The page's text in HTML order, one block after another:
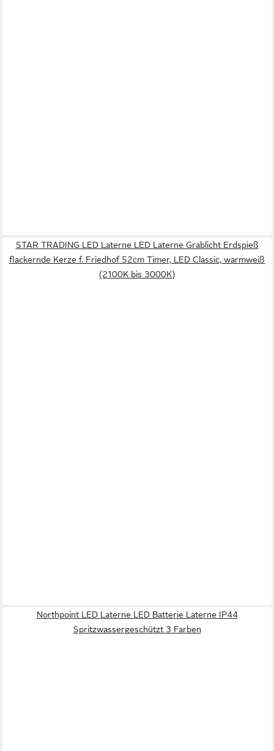
STAR TRADING LED Laterne LED Laterne Grablicht Erdspieß
flackernde Kerze f. Friedhof 52cm Timer, LED Classic, warmweiß
(2100K bis 3000K)
Northpoint LED Laterne LED Batterie Laterne IP44
Spritzwassergeschützt 3 Farben